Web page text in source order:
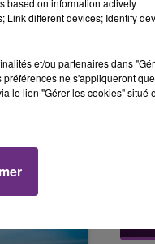
based on information actively
Link different devices; Identify
et/ou partenaires dans
ne s'appliqueront
le lien "Gérer les cookies" situé